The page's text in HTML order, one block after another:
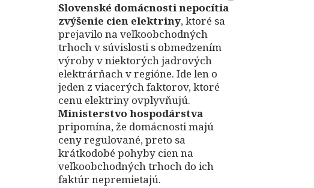
Slovenské domácnosti nepocítia
zvýšenie cien elektriny, ktoré sa
prejavilo na veľkoobchodných
trhoch v súvislosti s obmedzením
výroby v niektorých jadrových
elektrárňach v regióne. Ide len o
jeden z viacerých faktorov, ktoré
cenu elektriny ovplyvňujú.
Ministerstvo hospodárstva
pripomína, že domácnosti majú
ceny regulované, preto sa
krátkodobé pohyby cien na
veľkoobchodných trhoch do ich
faktúr nepremietajú.